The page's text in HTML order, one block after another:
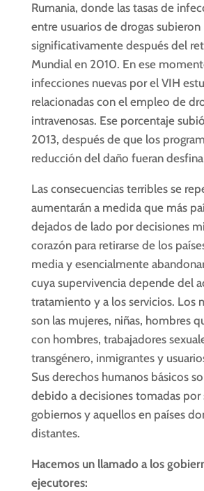
Rumania, donde las tasas de
entre usuarios de drogas subieron
significativamente después del
Mundial en 2010. En ese
infecciones nuevas por el VIH
relacionadas con el empleo de
intravenosas. Ese porcentaje
2013, después de que los
reducción del daño fueran
Las consecuencias terribles se
aumentarán a medida que más
dejados de lado por decisiones
corazón para retirarse de los
media y esencialmente
cuya supervivencia depende del
tratamiento y a los servicios. Los
son las mujeres, niñas, hombres
con hombres, trabajadores
transgénero, inmigrantes y
Sus derechos humanos básicos
debido a decisiones tomadas por
gobiernos y aquellos en países
distantes.
Hacemos un llamado a los
ejecutores: